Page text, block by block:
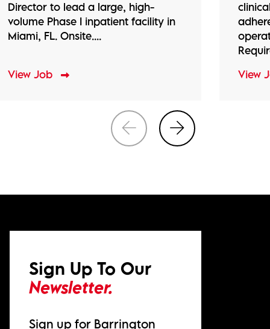
Director to lead a large, high-
volume Phase I inpatient facility in
Miami, FL. Onsite....
View Job
View
Sign Up To Our
Newsletter.
Sign up for Barrington